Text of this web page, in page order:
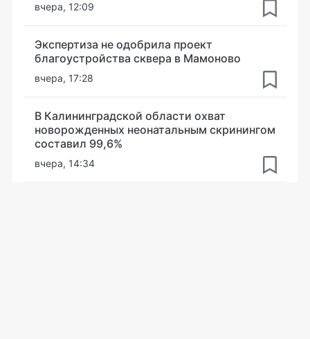
вчера, 12:09
Экспертиза не одобрила проект
благоустройства сквера в Мамоново
вчера, 17:28
В Калининградской области охват
новорожденных неонатальным скринингом
составил 99,6%
вчера, 14:34